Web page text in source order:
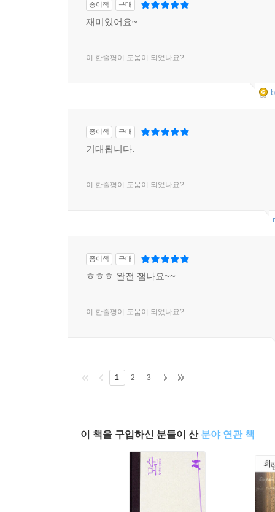
종이책 구매
재미있어요~
이 한줄평이 도움이 되었나요?
종이책 구매
기대됩니다.
이 한줄평이 도움이 되었나요?
종이책 구매
ㅎㅎㅎ 완전 잼나요~~
이 한줄평이 도움이 되었나요?
1 2 3
이 책을 구입하신 분들이 산 분야 연관 책